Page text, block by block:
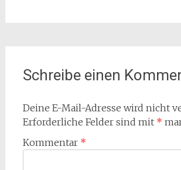
Schreibe einen
Deine E-Mail-Adresse wird nicht
Erforderliche Felder sind mit *
Kommentar *